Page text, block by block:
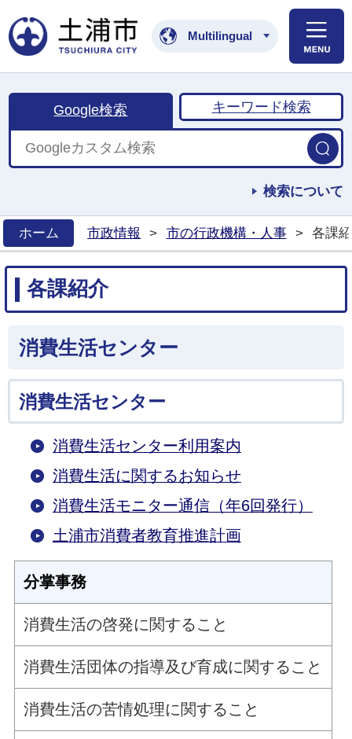
土浦市公式ホームペ
Multilingual
Google検索 キーワード検索
検索について
ホーム
市政情報 > 市の行政機構・人事 > 各課
各課紹介
消費生活センター
消費生活センター
消費生活センター利用案内
消費生活に関するお知らせ
消費生活モニター通信（年6回発行）
土浦市消費者教育推進計画
分掌事務
消費生活の啓発に関すること
消費生活団体の指導及び育成に関すること
消費生活の苦情処理に関すること